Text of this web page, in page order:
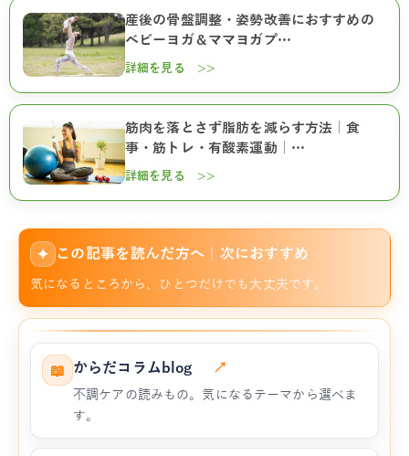
産後の骨盤調整・姿勢改善におすすめの
ベビーヨガ＆ママヨガプ…
詳細を見る >>
筋肉を落とさず脂肪を減らす方法｜食
事・筋トレ・有酸素運動｜…
詳細を見る >>
✦ この記事を読んだ方へ｜次におすすめ
気になるところから、ひとつだけでも大丈夫です。
📖 からだコラムblog ↗
不調ケアの読みもの。気になるテーマから選べま
す。